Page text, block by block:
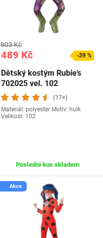
489 Kč
803 Kč
-39 %
Dětský kostým Rubie's
702025 vel. 102
(17×)
Materiál: polyester Motiv: hulk
Velikost: 102
Poslední kus skladem
Akce